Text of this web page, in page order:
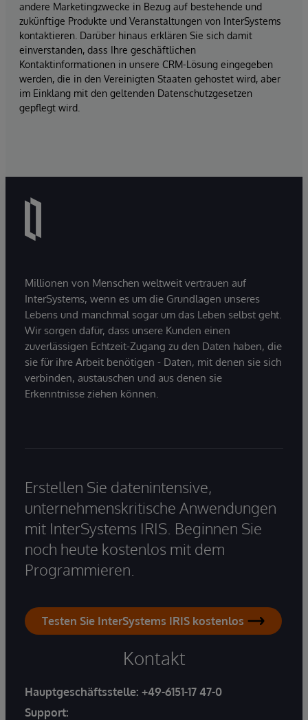
andere Marketingzwecke in Bezug auf bestehende und
zukünftige Produkte und Veranstaltungen von InterSystems
kontaktieren. Darüber hinaus erklären Sie sich damit
einverstanden, dass Ihre geschäftlichen
Kontaktinformationen in unsere CRM-Lösung eingegeben
werden, die in den Vereinigten Staaten gehostet wird, aber
im Einklang mit den geltenden Datenschutzgesetzen
gepflegt wird.
Millionen von Menschen weltweit vertrauen auf
InterSystems, wenn es um die Grundlagen unseres
Lebens und manchmal sogar um das Leben selbst geht.
Wir sorgen dafür, dass unsere Kunden einen
zuverlässigen Echtzeit-Zugang zu den Daten haben, die
sie für ihre Arbeit benötigen - Daten, mit denen sie sich
verbinden, austauschen und aus denen sie
Erkenntnisse ziehen können.
Erstellen Sie datenintensive,
unternehmenskritische Anwendungen
mit InterSystems IRIS. Beginnen Sie
noch heute kostenlos mit dem
Programmieren.
Testen Sie InterSystems IRIS kostenlos
Kontakt
Hauptgeschäftsstelle: +49-6151-17 47-0
Support: